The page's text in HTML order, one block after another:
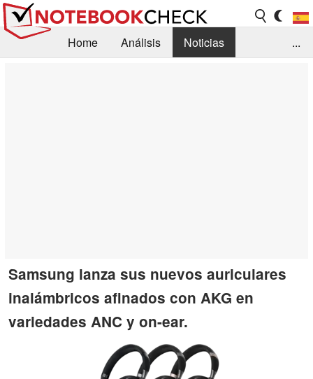
Home Análisis
Noticias
...
Samsung lanza sus nuevos auriculares
inalámbricos afinados con AKG en
variedades ANC y on-ear.